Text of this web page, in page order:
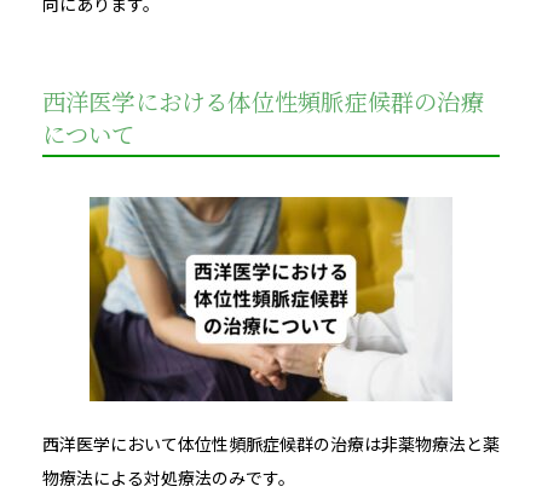
西洋医学における体位性頻脈症候群の治療
について
西洋医学において体位性頻脈症候群の治療は非薬物療法と薬
物療法による対処療法のみです。